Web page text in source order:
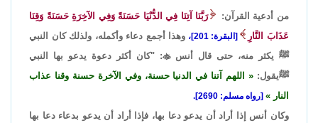
من أدعية القرآن:
رَبَّنَا آتِنَا فِي الدُّنْيَا حَسَنَةً وَفِي الآخِرَةِ حَسَنَةً وَقِنَا
عَذَابَ النَّارِ
[البقرة: 201]،
وهذا أجمع دعاء وأكمله، ولذلك كان النبي
ﷺ يكثر منه، حتى قال أنس: "كان أكثر دعوة يدعو بها النبي
ﷺيقول:
اللهم آتنا في الدنيا حسنة، وفي الآخرة حسنة وقنا عذاب
النار
[رواه مسلم: 2690].
وكان أنس إذا أراد أن يدعو دعا بها، فإذا أراد أن يدعو بدعاء دعا بها